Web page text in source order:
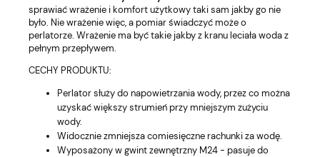
sprawiać wrażenie i komfort użytkowy taki sam jakby go nie
było. Nie wrażenie więc, a pomiar świadczyć może o
perlatorze. Wrażenie ma być takie jakby z kranu leciała woda z
pełnym przepływem.
CECHY PRODUKTU:
Perlator służy do napowietrzania wody, przez co można
uzyskać większy strumień przy mniejszym zużyciu
wody.
Widocznie zmniejsza comiesięczne rachunki za wodę.
Wyposażony w gwint zewnętrzny M24 - pasuje do